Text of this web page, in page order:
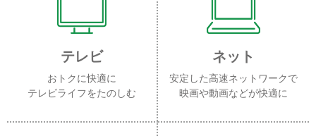
テレビ
おトクに快適に
テレビライフをたのしむ
ネット
安定した高速ネットワークで
映画や動画などが快適に